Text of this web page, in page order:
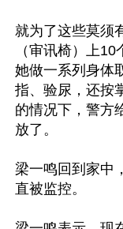
就为了这些莫须
（审讯椅）上
她做一系列身体
指、验尿，还按
的情况下，警方
放了。
梁一鸣回到家中
直被监控。